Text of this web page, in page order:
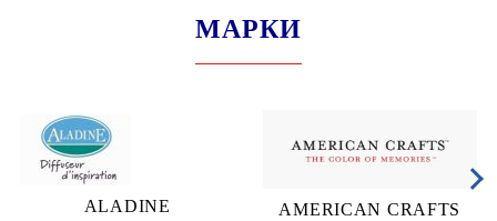
МАРКИ
ALADINE AMERICAN CRAFTS